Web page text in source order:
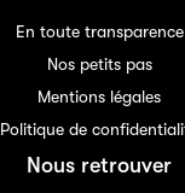
En toute transparence
Nos petits pas
Mentions légales
Politique de
Nous retrouver